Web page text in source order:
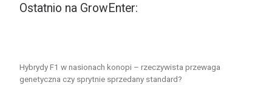
Ostatnio na GrowEnter:
Hybrydy F1 w nasionach konopi – rzeczywista przewaga
genetyczna czy sprytnie sprzedany standard?